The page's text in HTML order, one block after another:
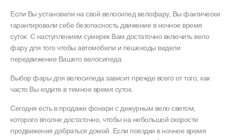
Если Вы установили на свой велосипед велофару, Вы фактически
гарантировали себе безопасность движение в ночное время
суток. С наступлением сумерек Вам достаточно включить вело
фару для того чтобы автомобили и пешеходы видели
передвижение Вашего велосипеда.
Выбор фары для велосипеда зависит прежде всего от того, как
часто Вы ездите в темное время суток.
Сегодня есть в продаже фонари с дежурным вело светом,
которого вполне достаточно, чтобы на небольшой скорости
продвижения добраться домой. Если поездки в ночное время